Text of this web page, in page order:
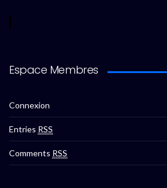
Espace Membres
Connexion
Entries RSS
Comments RSS